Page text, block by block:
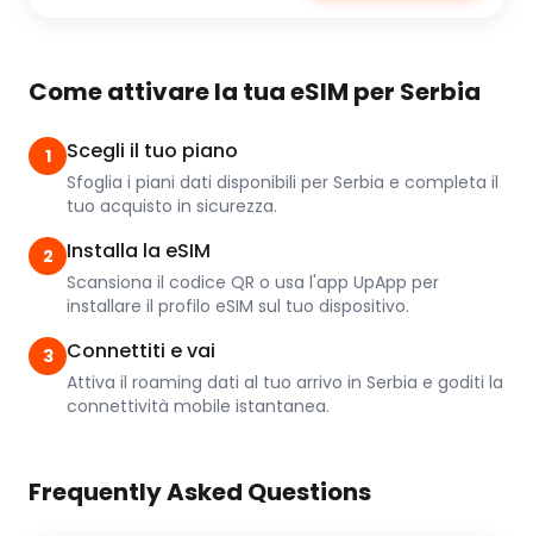
Come attivare la tua eSIM per Serbia
1 Scegli il tuo piano
Sfoglia i piani dati disponibili per Serbia e completa il
tuo acquisto in sicurezza.
2 Installa la eSIM
Scansiona il codice QR o usa l'app UpApp per
installare il profilo eSIM sul tuo dispositivo.
3 Connettiti e vai
Attiva il roaming dati al tuo arrivo in Serbia e goditi la
connettività mobile istantanea.
Frequently Asked Questions